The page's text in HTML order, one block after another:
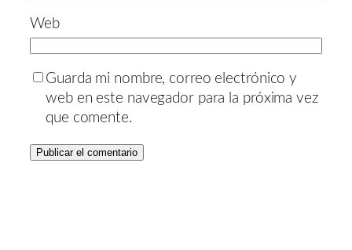
Web
Guarda mi nombre, correo electrónico y
web en este navegador para la próxima vez
que comente.